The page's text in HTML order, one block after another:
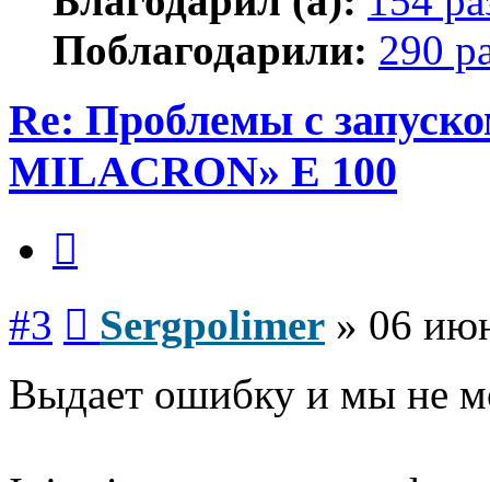
Поблагодарили: 290
Re: Проблемы с
MILACRON» E 100
#3 Sergpolimer » 06
Выдает ошибку и мы не